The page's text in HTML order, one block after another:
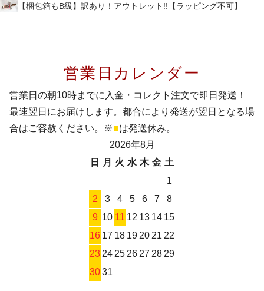
【梱包箱もB級】訳あり！アウトレット!!【ラッピング不可】
営業日カレンダー
営業日の朝10時までに入金・コレクト注文で即日発送！
最速翌日にお届けします。都合により発送が翌日となる場
合はご容赦ください。※■は発送休み。
2026年8月
日
月 火 水 木 金 土
1
2
3 4 5 6 7
8
9 10 11 12 13 14 15
16 17 18 19 20 21 22
23 24 25 26 27 28 29
3031